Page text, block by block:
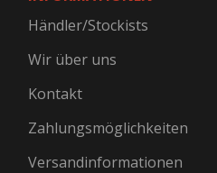
Händler/Stockists
Wir über uns
Kontakt
Zahlungsmöglichkeiten
Versandinformationen